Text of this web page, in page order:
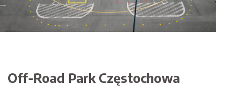
Off-Road Park Częstochowa